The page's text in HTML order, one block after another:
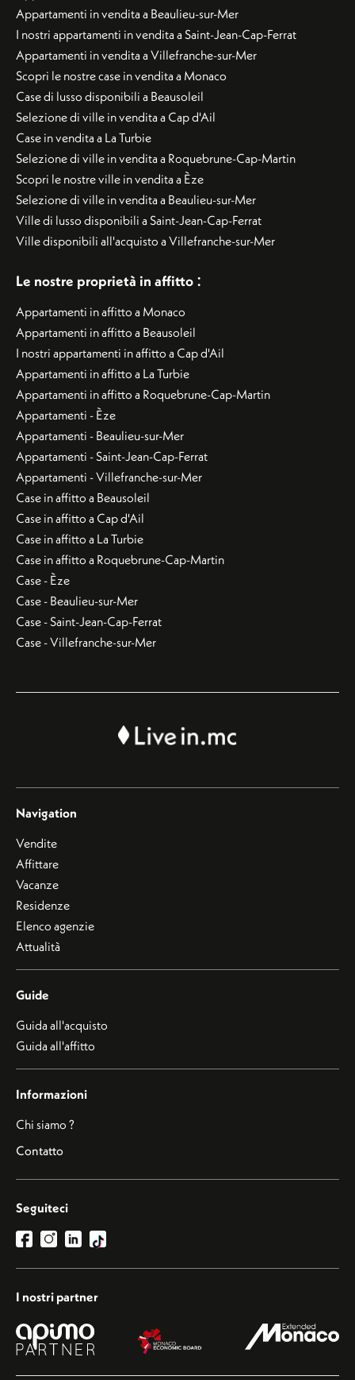
Appartamenti in vendita a Beaulieu-sur-Mer
I nostri appartamenti in vendita a Saint-Jean-Cap-Ferrat
Appartamenti in vendita a Villefranche-sur-Mer
Scopri le nostre case in vendita a Monaco
Case di lusso disponibili a Beausoleil
Selezione di ville in vendita a Cap d'Ail
Case in vendita a La Turbie
Selezione di ville in vendita a Roquebrune-Cap-Martin
Scopri le nostre ville in vendita a Èze
Selezione di ville in vendita a Beaulieu-sur-Mer
Ville di lusso disponibili a Saint-Jean-Cap-Ferrat
Ville disponibili all'acquisto a Villefranche-sur-Mer
Le nostre proprietà in affitto :
Appartamenti in affitto a Monaco
Appartamenti in affitto a Beausoleil
I nostri appartamenti in affitto a Cap d'Ail
Appartamenti in affitto a La Turbie
Appartamenti in affitto a Roquebrune-Cap-Martin
Appartamenti - Èze
Appartamenti - Beaulieu-sur-Mer
Appartamenti - Saint-Jean-Cap-Ferrat
Appartamenti - Villefranche-sur-Mer
Case in affitto a Beausoleil
Case in affitto a Cap d'Ail
Case in affitto a La Turbie
Case in affitto a Roquebrune-Cap-Martin
Case - Èze
Case - Beaulieu-sur-Mer
Case - Saint-Jean-Cap-Ferrat
Case - Villefranche-sur-Mer
Navigation
Vendite
Affittare
Vacanze
Residenze
Elenco agenzie
Attualità
Guide
Guida all'acquisto
Guida all'affitto
Informazioni
Chi siamo ?
Contatto
Seguiteci
I nostri partner